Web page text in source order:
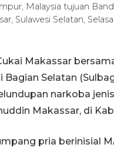
Malaysia tujuan
Sulawesi Selatan,
Makassar
Bagian Selatan
narkoba
Makassar, di
pria berinisial